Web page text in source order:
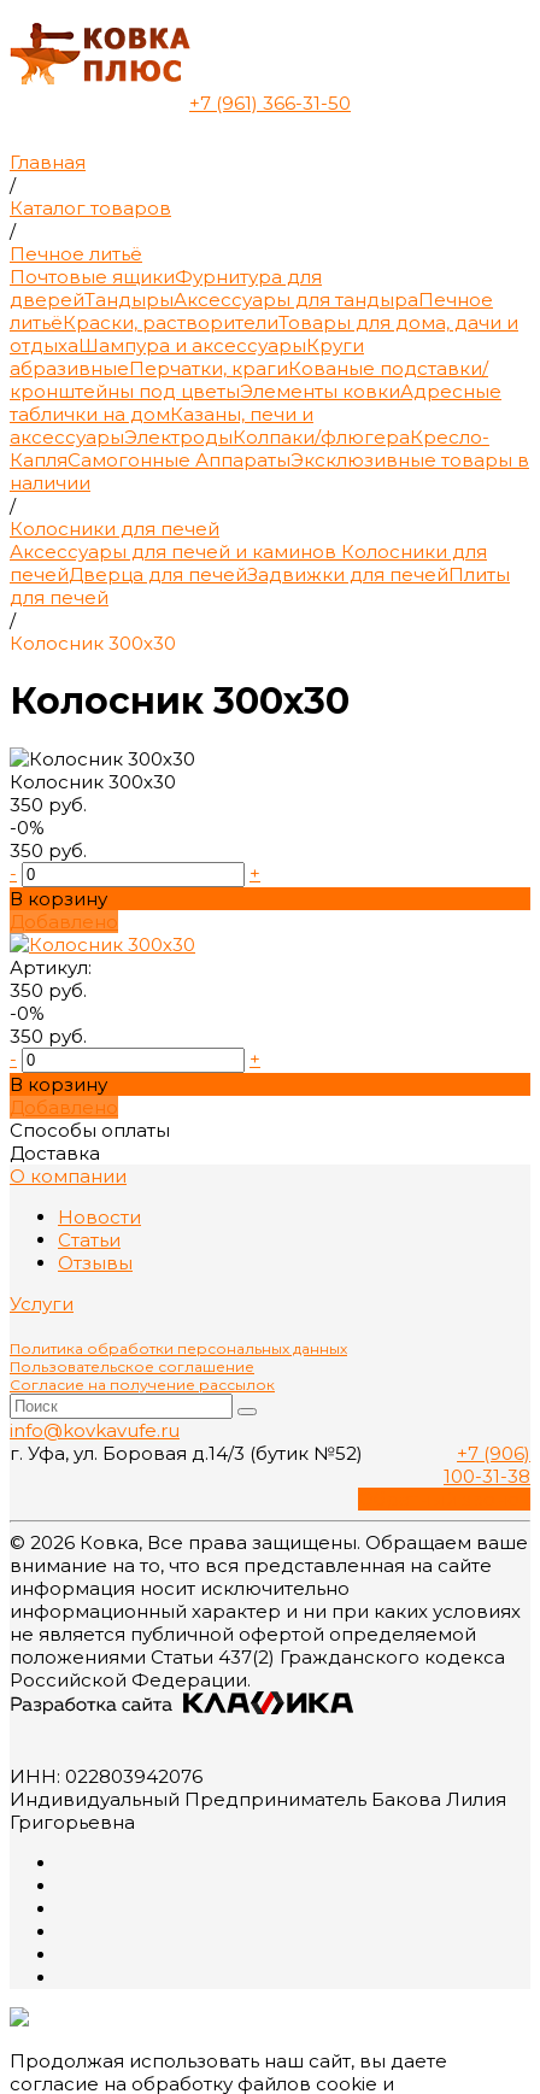
+7 (961) 366-31-50
Главная
/
Каталог товаров
/
Печное литьё
Почтовые ящикиФурнитура для
дверейТандырыАксессуары для тандыраПечное
литьёКраски, растворителиТовары для дома, дачи и
отдыхаШампура и аксессуарыКруги
абразивныеПерчатки, крагиКованые подставки/
кронштейны под цветыЭлементы ковкиАдресные
таблички на домКазаны, печи и
аксессуарыЭлектродыКолпаки/флюгераКресло-
КапляСамогонные АппаратыЭксклюзивные товары в
наличии
/
Колосники для печей
Аксессуары для печей и каминов Колосники для
печейДверца для печейЗадвижки для печейПлиты
для печей
/
Колосник 300х30
Колосник 300х30
Колосник 300х30
350 руб.
-0%
350 руб.
-
+
В корзину
Добавлено
Артикул:
350 руб.
-0%
350 руб.
-
+
В корзину
Добавлено
Способы оплаты
Доставка
О компании
Новости
Статьи
Отзывы
Услуги
Политика обработки персональных данных
Пользовательское соглашение
Согласие на получение рассылок
info@kovkavufe.ru
г. Уфа, ул. Боровая д.14/3 (бутик №52)
+7 (906)
100-31-38
© 2026 Ковка, Все права защищены. Обращаем ваше
внимание на то, что вся представленная на сайте
информация носит исключительно
информационный характер и ни при каких условиях
не является публичной офертой определяемой
положениями Статьи 437(2) Гражданского кодекса
Российской Федерации.
ИНН: 022803942076
Индивидуальный Предприниматель Бакова Лилия
Григорьевна
Продолжая использовать наш сайт, вы даете
согласие на обработку файлов cookie и